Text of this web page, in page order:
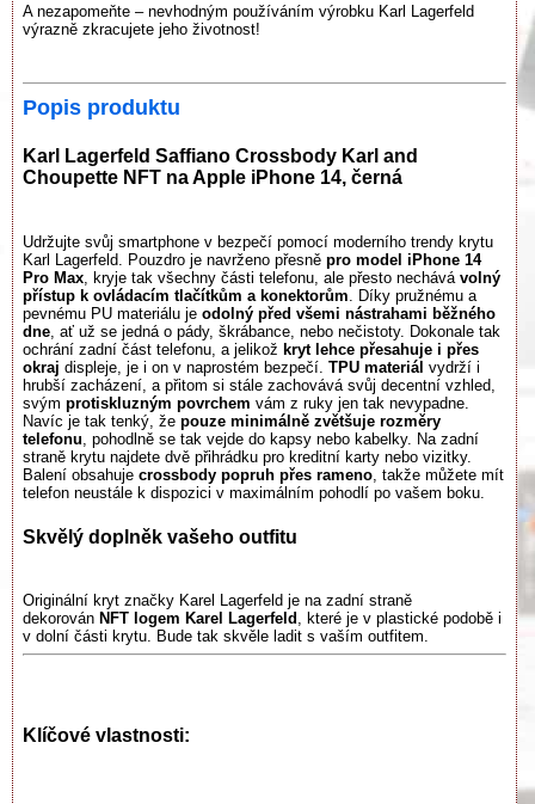
A nezapomeňte – nevhodným používáním výrobku Karl Lagerfeld
výrazně zkracujete jeho životnost!
Popis produktu
Karl Lagerfeld Saffiano Crossbody Karl and
Choupette NFT na Apple iPhone 14, černá
Udržujte svůj smartphone v bezpečí pomocí moderního trendy krytu
Karl Lagerfeld. Pouzdro je navrženo přesně pro model iPhone 14
Pro Max , kryje tak všechny části telefonu, ale přesto nechává volný
přístup k ovládacím tlačítkům a konektorům . Díky pružnému a
pevnému PU materiálu je odolný před všemi nástrahami běžného
dne , ať už se jedná o pády, škrábance, nebo nečistoty. Dokonale tak
ochrání zadní část telefonu, a jelikož kryt lehce přesahuje i přes
okraj displeje, je i on v naprostém bezpečí. TPU materiál vydrží i
hrubší zacházení, a přitom si stále zachovává svůj decentní vzhled,
svým protiskluzným povrchem vám z ruky jen tak nevypadne.
Navíc je tak tenký, že pouze minimálně zvětšuje rozměry
telefonu , pohodlně se tak vejde do kapsy nebo kabelky. Na zadní
straně krytu najdete dvě přihrádku pro kreditní karty nebo vizitky.
Balení obsahuje crossbody popruh přes rameno , takže můžete mít
telefon neustále k dispozici v maximálním pohodlí po vašem boku.
Skvělý doplněk vašeho outfitu
Originální kryt značky Karel Lagerfeld je na zadní straně
dekorován NFT logem Karel Lagerfeld , které je v plastické podobě i
v dolní části krytu. Bude tak skvěle ladit s vaším outfitem.
Klíčové vlastnosti: